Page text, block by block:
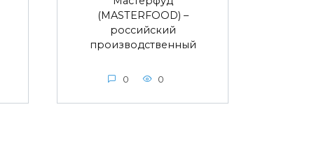
(MASTERFOOD) –
российский
производственный
0 0